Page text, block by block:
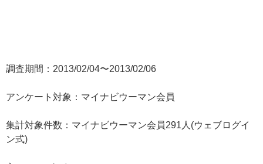
調査期間：2013/02/04〜2013/02/06
アンケート対象：マイナビウーマン会員
集計対象件数：マイナビウーマン会員291人(ウェブログイ
ン式)